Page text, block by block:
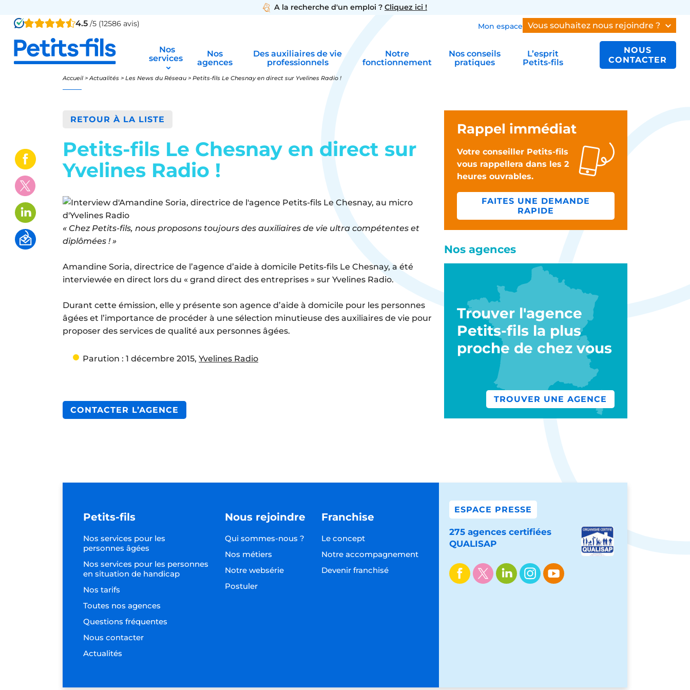
A la recherche d'un emploi ? Cliquez ici !
4.5 /5 (12586 avis) Mon espace Vous souhaitez nous rejoindre ?
Nos
services
Nos
agences
Des auxiliaires de vie
professionnels
Notre
fonctionnement
Nos conseils
pratiques
L’esprit
Petits-fils
NOUS
CONTACTER
Accueil >Actualités > Les News du Réseau > Petits-fils Le Chesnay en direct sur Yvelines Radio !
RETOUR À LA LISTE
Petits-fils Le Chesnay en direct sur
Yvelines Radio !
« Chez Petits-fils, nous proposons toujours des auxiliaires de vie ultra compétentes et
diplômées ! »
Amandine Soria, directrice de l’agence d’aide à domicile Petits-fils Le Chesnay, a été
interviewée en direct lors du « grand direct des entreprises » sur Yvelines Radio.
Durant cette émission, elle y présente son agence d’aide à domicile pour les personnes
âgées et l’importance de procéder à une sélection minutieuse des auxiliaires de vie pour
proposer des services de qualité aux personnes âgées.
Parution : 1 décembre 2015, Yvelines Radio
CONTACTER L’AGENCE
Rappel immédiat
Votre conseiller Petits-fils
vous rappellera dans les 2
heures ouvrables.
FAITES UNE DEMANDE
RAPIDE
Nos agences
Trouver l'agence
Petits-fils la plus
proche de chez vous
TROUVER UNE AGENCE
Petits-fils
Nos services pour les
personnes âgées
Nos services pour les personnes
en situation de handicap
Nos tarifs
Toutes nos agences
Questions fréquentes
Nous contacter
Actualités
Nous rejoindre
Qui sommes-nous ?
Nos métiers
Notre websérie
Postuler
Franchise
Le concept
Notre accompagnement
Devenir franchisé
ESPACE PRESSE
275 agences certifiées
QUALISAP